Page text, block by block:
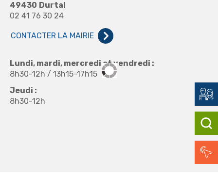
49430 Durtal
02 41 76 30 24
CONTACTER LA MAIRIE
Lundi, mardi, mercredi et vendredi :
8h30-12h / 13h15-17h15
Jeudi :
8h30-12h